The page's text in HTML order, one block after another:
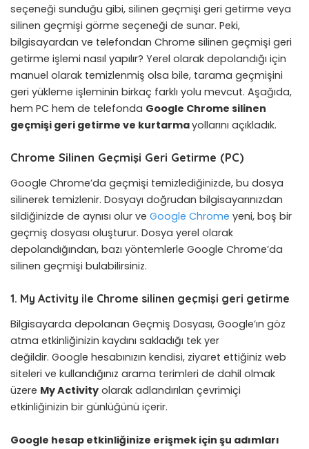
seçeneği sunduğu gibi, silinen geçmişi geri getirme veya
silinen geçmişi görme seçeneği de sunar. Peki,
bilgisayardan ve telefondan Chrome silinen geçmişi geri
getirme işlemi nasıl yapılır? Yerel olarak depolandığı için
manuel olarak temizlenmiş olsa bile, tarama geçmişini
geri yükleme işleminin birkaç farklı yolu mevcut. Aşağıda,
hem PC hem de telefonda Google Chrome silinen
geçmişi geri getirme ve kurtarmayollarını açıkladık.
Chrome Silinen Geçmişi Geri Getirme (PC)
Google Chrome’da geçmişi temizlediğinizde, bu dosya
silinerek temizlenir. Dosyayı doğrudan bilgisayarınızdan
sildiğinizde de aynısı olur ve Google Chrome yeni, boş bir
geçmiş dosyası oluşturur. Dosya yerel olarak
depolandığından, bazı yöntemlerle Google Chrome’da
silinen geçmişi bulabilirsiniz.
1. My Activity ile Chrome silinen geçmişi geri getirme
Bilgisayarda depolanan Geçmiş Dosyası, Google’ın göz
atma etkinliğinizin kaydını sakladığı tek yer
değildir. Google hesabınızın kendisi, ziyaret ettiğiniz web
siteleri ve kullandığınız arama terimleri de dahil olmak
üzere My Activity olarak adlandırılan çevrimiçi
etkinliğinizin bir günlüğünü içerir.
Google hesap etkinliğinize erişmek için şu adımları